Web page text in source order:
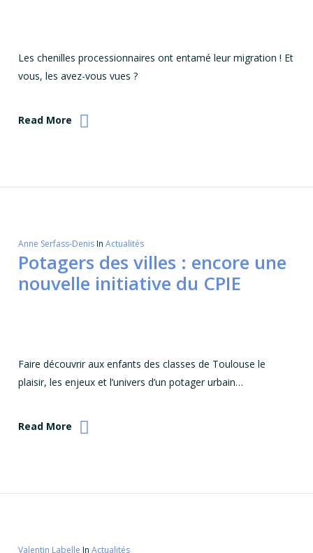
Les chenilles processionnaires ont entamé leur migration ! Et
vous, les avez-vous vues ?
Read More
Anne Serfass-DenisIn Actualités
Potagers des villes : encore une
nouvelle initiative du CPIE
Faire découvrir aux enfants des classes de Toulouse le
plaisir, les enjeux et l’univers d’un potager urbain…
Read More
Valentin Labelle In Actualités